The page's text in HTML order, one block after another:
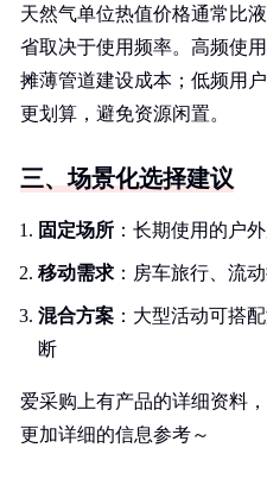
天然气单位热值价格通常比
省取决于使用频率。高频使
摊薄管道建设成本；低频用
更划算，避免资源闲置。
三、场景化选择建议
固定场所 ：长期使用的户
移动需求 ：房车旅行、流
混合方案 ：大型活动可搭
断
爱采购上有产品的详细资料
更加详细的信息参考～